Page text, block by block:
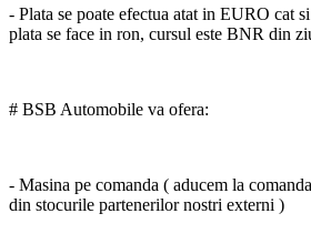
- Plata se poate efectua atat in EURO cat
plata se face in ron, cursul este BNR din
# BSB Automobile va ofera:
- Masina pe comanda ( aducem la
din stocurile partenerilor nostri externi )